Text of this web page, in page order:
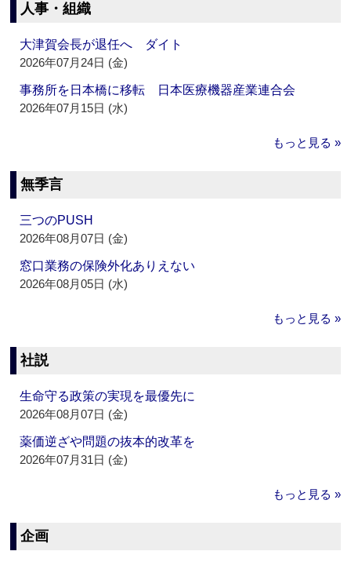
人事・組織
大津賀会長が退任へ ダイト
2026年07月24日 (金)
事務所を日本橋に移転 日本医療機器産業連合会
2026年07月15日 (水)
もっと見る »
無季言
三つのPUSH
2026年08月07日 (金)
窓口業務の保険外化ありえない
2026年08月05日 (水)
もっと見る »
社説
生命守る政策の実現を最優先に
2026年08月07日 (金)
薬価逆ざや問題の抜本的改革を
2026年07月31日 (金)
もっと見る »
企画